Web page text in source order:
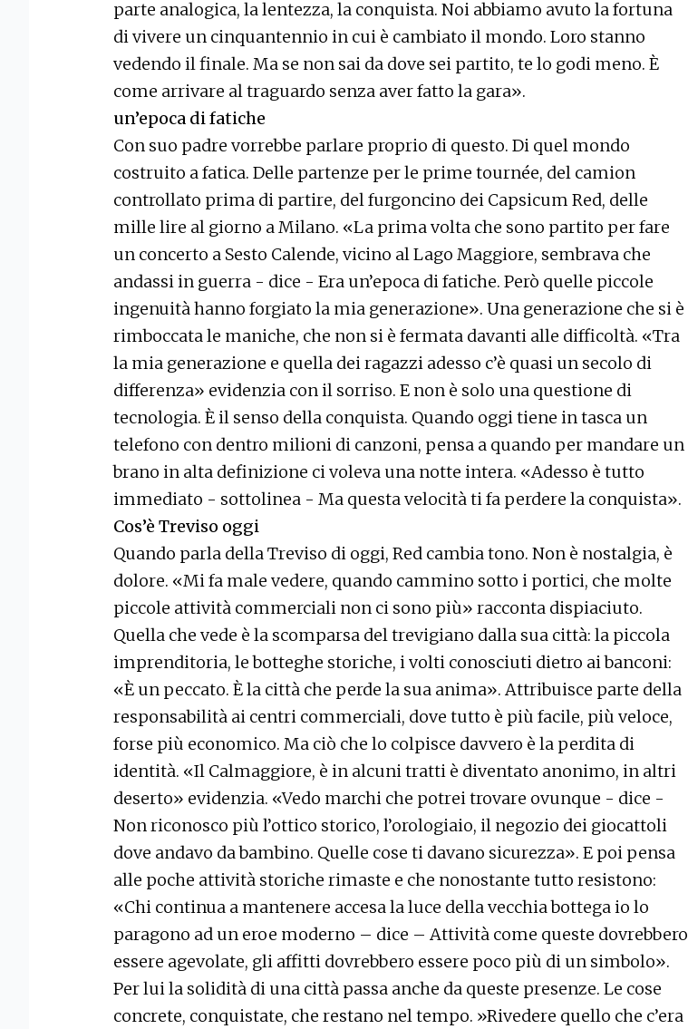
parte analogica, la lentezza, la conquista. Noi abbiamo avuto la fortuna
di vivere un cinquantennio in cui è cambiato il mondo. Loro stanno
vedendo il finale. Ma se non sai da dove sei partito, te lo godi meno. È
come arrivare al traguardo senza aver fatto la gara».
un’epoca di fatiche
Con suo padre vorrebbe parlare proprio di questo. Di quel mondo
costruito a fatica. Delle partenze per le prime tournée, del camion
controllato prima di partire, del furgoncino dei Capsicum Red, delle
mille lire al giorno a Milano. «La prima volta che sono partito per fare
un concerto a Sesto Calende, vicino al Lago Maggiore, sembrava che
andassi in guerra - dice - Era un’epoca di fatiche. Però quelle piccole
ingenuità hanno forgiato la mia generazione». Una generazione che si è
rimboccata le maniche, che non si è fermata davanti alle difficoltà. «Tra
la mia generazione e quella dei ragazzi adesso c’è quasi un secolo di
differenza» evidenzia con il sorriso. E non è solo una questione di
tecnologia. È il senso della conquista. Quando oggi tiene in tasca un
telefono con dentro milioni di canzoni, pensa a quando per mandare un
brano in alta definizione ci voleva una notte intera. «Adesso è tutto
immediato - sottolinea - Ma questa velocità ti fa perdere la conquista».
Cos’è Treviso oggi
Quando parla della Treviso di oggi, Red cambia tono. Non è nostalgia, è
dolore. «Mi fa male vedere, quando cammino sotto i portici, che molte
piccole attività commerciali non ci sono più» racconta dispiaciuto.
Quella che vede è la scomparsa del trevigiano dalla sua città: la piccola
imprenditoria, le botteghe storiche, i volti conosciuti dietro ai banconi:
«È un peccato. È la città che perde la sua anima». Attribuisce parte della
responsabilità ai centri commerciali, dove tutto è più facile, più veloce,
forse più economico. Ma ciò che lo colpisce davvero è la perdita di
identità. «Il Calmaggiore, è in alcuni tratti è diventato anonimo, in altri
deserto» evidenzia. «Vedo marchi che potrei trovare ovunque - dice -
Non riconosco più l’ottico storico, l’orologiaio, il negozio dei giocattoli
dove andavo da bambino. Quelle cose ti davano sicurezza». E poi pensa
alle poche attività storiche rimaste e che nonostante tutto resistono:
«Chi continua a mantenere accesa la luce della vecchia bottega io lo
paragono ad un eroe moderno – dice – Attività come queste dovrebbero
essere agevolate, gli affitti dovrebbero essere poco più di un simbolo».
Per lui la solidità di una città passa anche da queste presenze. Le cose
concrete, conquistate, che restano nel tempo. »Rivedere quello che c’era